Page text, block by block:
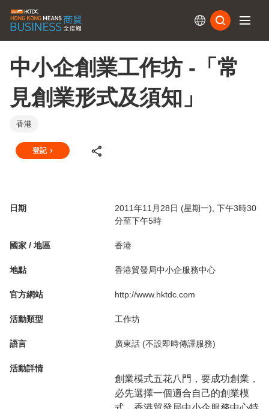
中小企創業工作坊 -「常
見創業形式及須知」
香港
登記
日期
2011年11月28日 (星期一), 下午3時30
分至下午5時
國家 / 地區 香港
地點 香港貿發局中小企服務中心
官方網站 http://www.hktdc.com
活動類型 工作坊
語言 廣東話 (不設即時傳譯服務)
活動詳情
創業模式五花八門，要成功創業，
必先選擇一個適合自己的創業模